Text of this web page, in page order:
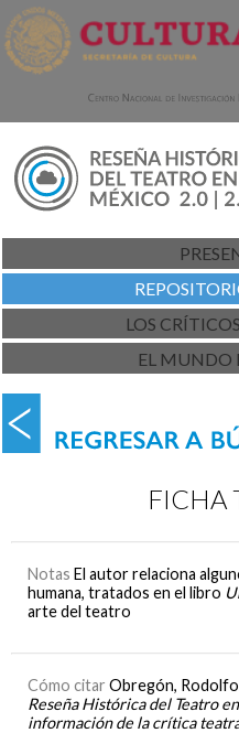
LOS
EL MUNDO
FICHA
Notas El autor relaciona
humana, tratados en el libro
arte del teatro
Cómo citar Obregón,
Reseña Histórica del Teatro
información de la crítica